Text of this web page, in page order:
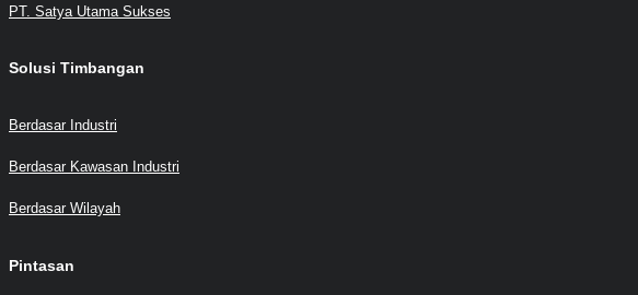
PT. Satya Utama Sukses
Solusi Timbangan
Berdasar Industri
Berdasar Kawasan Industri
Berdasar Wilayah
Pintasan